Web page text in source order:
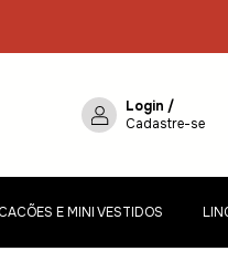
Login /
Cadastre-se
E MINI VESTIDOS